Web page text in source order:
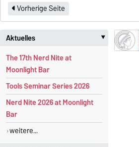
Vorherige Seite
Aktuelles ‣
The 17th Nerd Nite at
Moonlight Bar
Tools Seminar Series 2026
Nerd Nite 2026 at Moonlight
Bar
weitere...